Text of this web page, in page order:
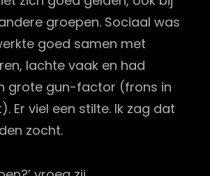
groepen. Sociaal was
goed samen met
lachte vaak en had
grote gun-factor (frons in
Er viel een stilte. Ik zag dat
zocht.